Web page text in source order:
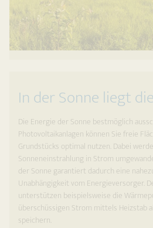
In der Sonne liegt
Die Energie der Sonne bestmöglich
Photovoltaikanlagen können Sie freie
Grundstücks optimal nutzen. Dabei
Sonneneinstrahlung in Strom
der Sonne garantiert dadurch eine
Unabhängigkeit vom Energieversorger.
unterstützen beispielsweise die
überschüssigen Strom mittels Heizstab
speichern.